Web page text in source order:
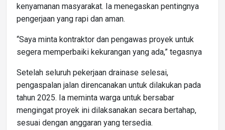
kenyamanan masyarakat. Ia menegaskan pentingnya
pengerjaan yang rapi dan aman.
“Saya minta kontraktor dan pengawas proyek untuk
segera memperbaiki kekurangan yang ada,” tegasnya
Setelah seluruh pekerjaan drainase selesai,
pengaspalan jalan direncanakan untuk dilakukan pada
tahun 2025. Ia meminta warga untuk bersabar
mengingat proyek ini dilaksanakan secara bertahap,
sesuai dengan anggaran yang tersedia.